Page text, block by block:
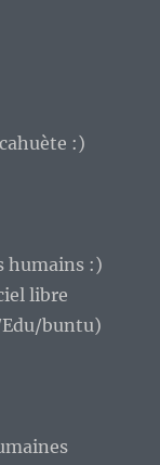
:)
humains :)
libre
buntu)